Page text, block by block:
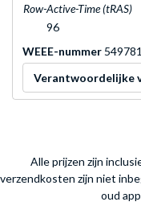
Row-Active-Time (tRAS)
96
WEEE-nummer
Verantwoordelijke
Alle prijzen zijn
verzendkosten zijn niet
oud